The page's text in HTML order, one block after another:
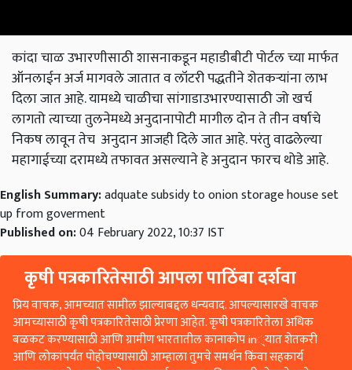
कांदा चाळ उभारणीसाठी शासनाकडून महाडीबीटी पोर्टल च्या मार्फत
ऑनलाईन अर्ज मागवले जातात व लॉटरी पद्धतीने शेतकऱ्यांना लाभ
दिला जात आहे. यामध्ये चाळीचा सांगाडाउभारण्यासाठी जो खर्च
लागतो त्याच्या तुलनेमध्ये अनुदानापोटी मागील दोन ते तीन वर्षाचे
निकष लावून तेच अनुदान आजही दिले जात आहे. परंतु वाढलेल्या
महागाईच्या दरामध्ये तफावत असल्याने हे अनुदान फारच थोडे आहे.
up from goverment
Published on:04 February 2022, 10:37 IST
कृषी पत्रकारितेसाठी आपला पाठिंबा दर्शवा
प्रिय वाचक, आमच्यात सामील झाल्याबद्दल धन्यवाद. आपल्यासारखे वाचक
आमच्यासाठी कृषी पत्रकारितेसाठी प्रेरणा आहेत. कृषी पत्रकारितेला अधिक
बळकट करण्यासाठी आणि ग्रामीण भारतातील कानाकोप in्यात शेतकरी
आणि लोकांपर्यंत पोहोचण्यासाठी आम्हाला तुमचे समर्थन किंवा सहकार्य
आवश्यक आहे. आपले प्रत्येक सहकार्य आमच्या भविष्यासाठी मोलाचे आहे.